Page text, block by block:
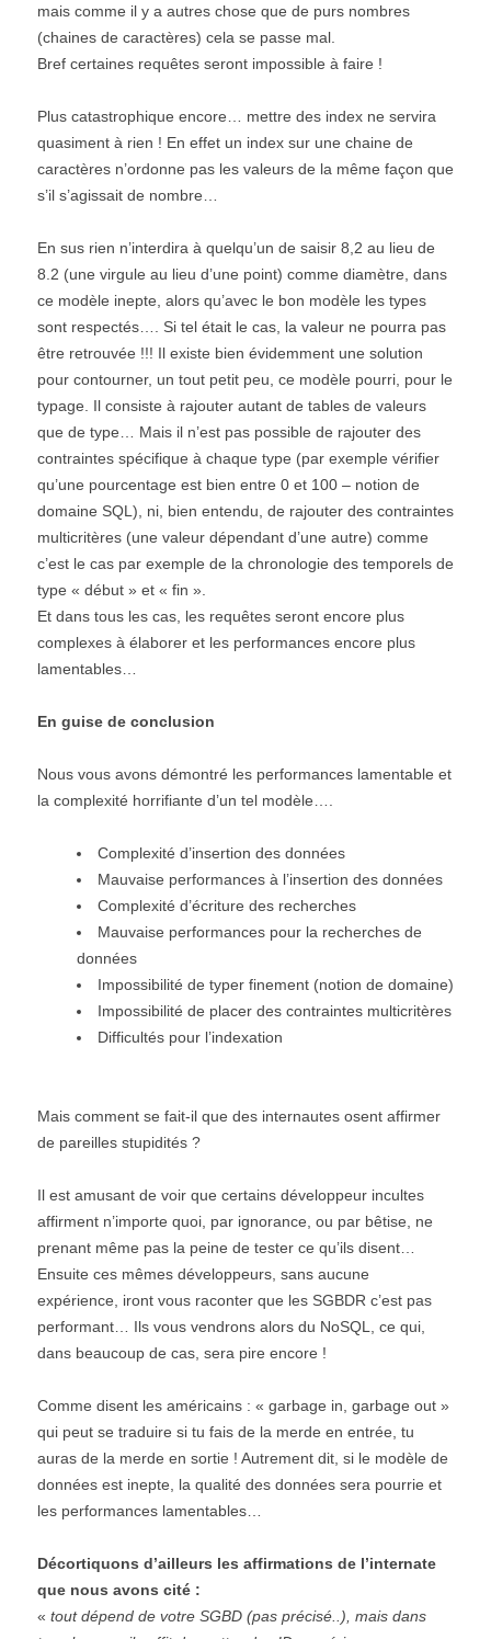
mais comme il y a autres chose que de purs nombres
(chaines de caractères) cela se passe mal.
Bref certaines requêtes seront impossible à faire !
Plus catastrophique encore… mettre des index ne servira
quasiment à rien ! En effet un index sur une chaine de
caractères n’ordonne pas les valeurs de la même façon que
s’il s’agissait de nombre…
En sus rien n’interdira à quelqu’un de saisir 8,2 au lieu de
8.2 (une virgule au lieu d’une point) comme diamètre, dans
ce modèle inepte, alors qu’avec le bon modèle les types
sont respectés…. Si tel était le cas, la valeur ne pourra pas
être retrouvée !!! Il existe bien évidemment une solution
pour contourner, un tout petit peu, ce modèle pourri, pour le
typage. Il consiste à rajouter autant de tables de valeurs
que de type… Mais il n’est pas possible de rajouter des
contraintes spécifique à chaque type (par exemple vérifier
qu’une pourcentage est bien entre 0 et 100 – notion de
domaine SQL), ni, bien entendu, de rajouter des contraintes
multicritères (une valeur dépendant d’une autre) comme
c’est le cas par exemple de la chronologie des temporels de
type « début » et « fin ».
Et dans tous les cas, les requêtes seront encore plus
complexes à élaborer et les performances encore plus
lamentables…
En guise de conclusion
Nous vous avons démontré les performances lamentable et
la complexité horrifiante d’un tel modèle….
Complexité d’insertion des données
Mauvaise performances à l’insertion des données
Complexité d’écriture des recherches
Mauvaise performances pour la recherches de
données
Impossibilité de typer finement (notion de domaine)
Impossibilité de placer des contraintes multicritères
Difficultés pour l’indexation
Mais comment se fait-il que des internautes osent affirmer
de pareilles stupidités ?
Il est amusant de voir que certains développeur incultes
affirment n’importe quoi, par ignorance, ou par bêtise, ne
prenant même pas la peine de tester ce qu’ils disent…
Ensuite ces mêmes développeurs, sans aucune
expérience, iront vous raconter que les SGBDR c’est pas
performant… Ils vous vendrons alors du NoSQL, ce qui,
dans beaucoup de cas, sera pire encore !
Comme disent les américains : « garbage in, garbage out »
qui peut se traduire si tu fais de la merde en entrée, tu
auras de la merde en sortie ! Autrement dit, si le modèle de
données est inepte, la qualité des données sera pourrie et
les performances lamentables…
Décortiquons d’ailleurs les affirmations de l’internate
que nous avons cité :
« tout dépend de votre SGBD (pas précisé..), mais dans